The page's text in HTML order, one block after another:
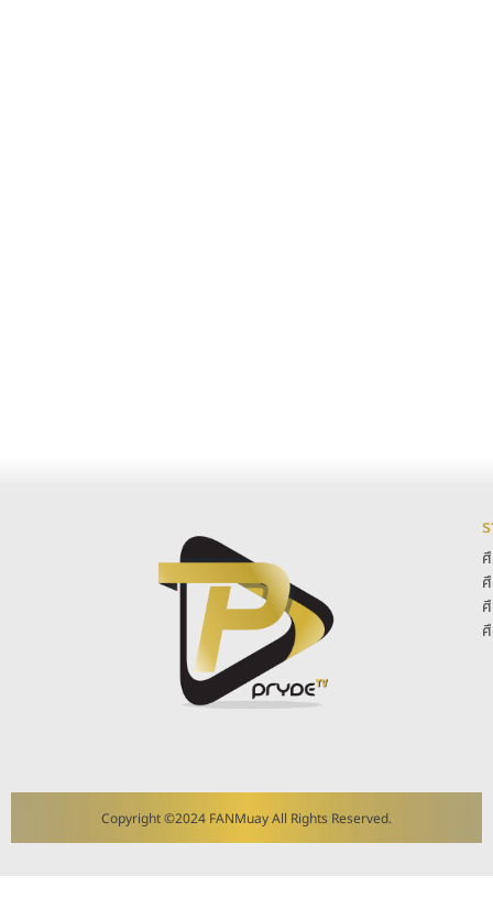
Copyright ©2024 FANMuay All Rights Reserved.